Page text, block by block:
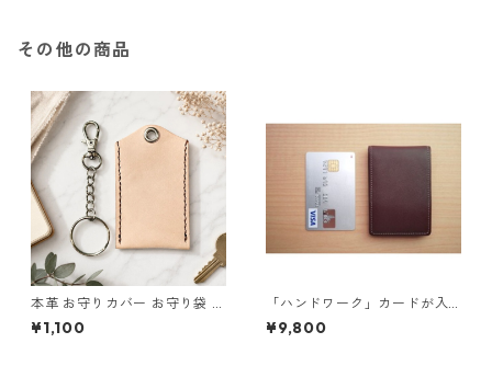
その他の商品
本革 お守りカバー お守り袋 日
本製 生成り ナチュラル サイズ
M l105 レザー お守りケース
¥1,100
「ハンドワーク」カードが入
る小さな小銭入れ ネイビー
¥9,800